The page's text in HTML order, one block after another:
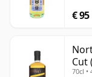
€ 95
Cut
70cl •